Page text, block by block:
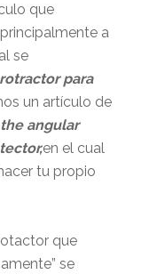
que
a
se
para
un artículo de
angular
en el cual
tu propio
que
se